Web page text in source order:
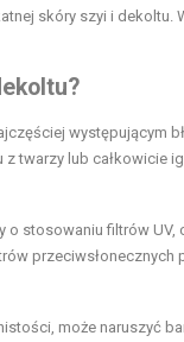
skóry szyi i dekoltu.
występującym
twarzy lub całkowicie
o stosowaniu filtrów
może naruszyć